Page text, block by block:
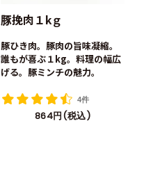
豚挽肉１kｇ
豚ひき肉。豚肉の旨味凝縮。
誰もが喜ぶ１kg。料理の幅広
げる。豚ミンチの魅力。
4件
864円(税込)